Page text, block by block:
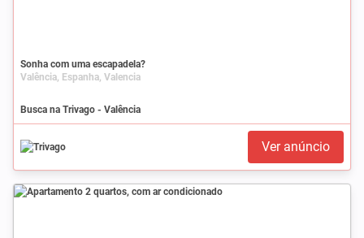
Sonha com uma escapadela?
Valência, Espanha, Valencia
Busca na Trivago - Valência
Ver anúncio